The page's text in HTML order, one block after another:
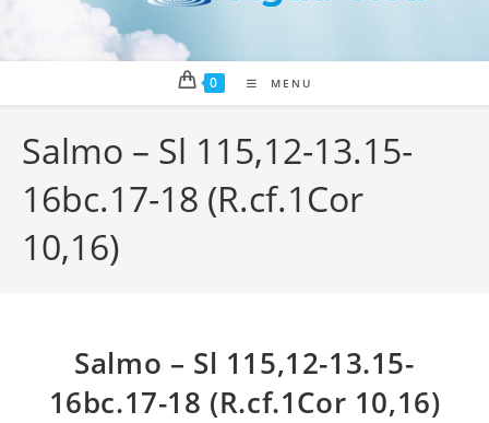
0 MENU
Salmo – Sl 115,12-13.15-
16bc.17-18 (R.cf.1Cor
10,16)
Salmo – Sl 115,12-13.15-
16bc.17-18 (R.cf.1Cor 10,16)